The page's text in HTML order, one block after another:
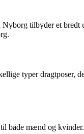
tilbyder et
typer dragtposer,
både mænd og